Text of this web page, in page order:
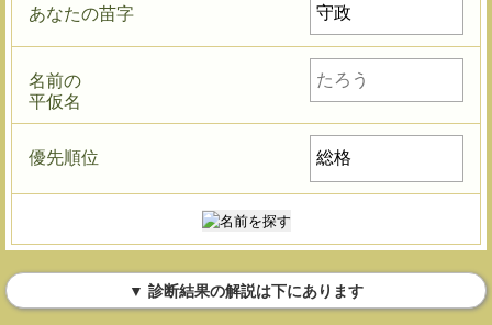
あなたの苗字
名前の
平仮名
優先順位
▼ 診断結果の解説は下にあります